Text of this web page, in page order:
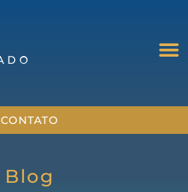
CONTATO
Blog